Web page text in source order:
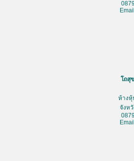
โถสุ
ห้างหุ้
จังห